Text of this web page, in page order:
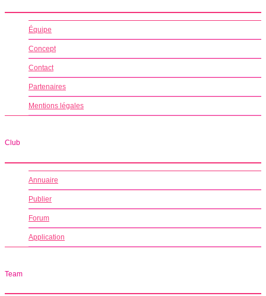
Équipe
Concept
Contact
Partenaires
Mentions légales
Club
Annuaire
Publier
Forum
Application
Team